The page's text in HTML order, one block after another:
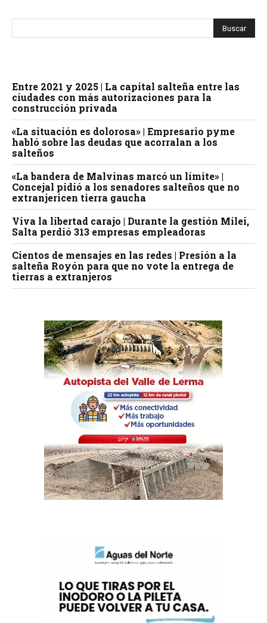
Entre 2021 y 2025 | La capital salteña entre las
ciudades con más autorizaciones para la
construcción privada
«La situación es dolorosa» | Empresario pyme
habló sobre las deudas que acorralan a los
salteños
«La bandera de Malvinas marcó un límite» |
Concejal pidió a los senadores salteños que no
extranjericen tierra gaucha
Viva la libertad carajo | Durante la gestión Milei,
Salta perdió 313 empresas empleadoras
Cientos de mensajes en las redes | Presión a la
salteña Royón para que no vote la entrega de
tierras a extranjeros